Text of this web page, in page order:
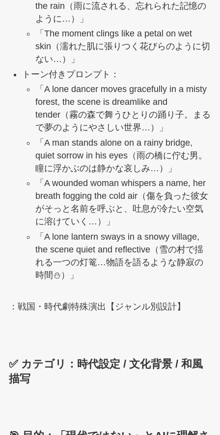
the rain（雨に流される、忘れられた記憶の
ように…）」
「The moment clings like a petal on wet
skin（濡れた肌に張りつく花びらのように切
ない…）」
トーン付きプロンプト：
「A lone dancer moves gracefully in a misty
forest, the scene is dreamlike and
tender（霧の森で舞うひとりの踊り子。まる
で夢のようにやさしい世界…）」
「A man stands alone on a rainy bridge,
quiet sorrow in his eyes（雨の橋に佇む男。
瞳に浮かぶのは静かな哀しみ…）」
「A wounded woman whispers a name, her
breath fogging the cold air（傷を負った彼女
がそっと名前を呼ぶと、吐息が冷たい空気
に溶けていく…）」
「A lone lantern sways in a snowy village,
the scene quiet and reflective（雪の村で揺
れる一つの灯篭…物語を語るような静寂の
時間⛄️）」
：戦国・時代劇特殊演出【ジャンル別設計】
✅ カテゴリ：時代設定 / 文化背景 / 和風
描写